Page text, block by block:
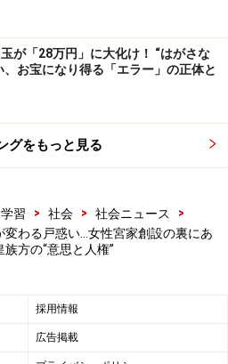
せるよう指令があり、宮家を財
なっていました。
、昭和天皇の弟である3直宮家
宮）だけを皇族として残して、
、女性25人）が皇族を離れ、一
絆をどう守るか
が基礎となります。女性の社会
ています。また世論調査で約8
ているなかにあって、保守派
国民の合意が形成されるのは
が「28万円」に大化け！ “はがさな
、お宝になり得る「エラー」の正体と
グをもっと見る
習 > 社会 > 社会ニュース
>
変わる戸惑い…女性宮家創設の裏にあ
族方の“意思と人権”
採用情報
広告掲載